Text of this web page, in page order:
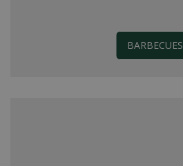
BARBECUES